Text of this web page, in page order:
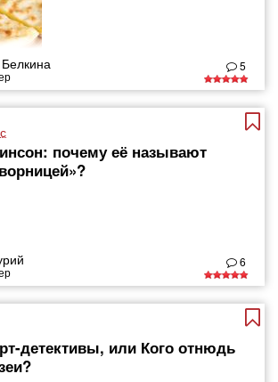
5
почему её называют
6
детективы, или Кого отнюдь